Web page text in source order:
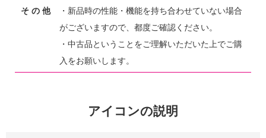
そ の 他
・新品時の性能・機能を持ち合わせていない場合
がございますので、都度ご確認ください。
・中古品ということをご理解いただいた上でご購
入をお願いします。
アイコンの説明